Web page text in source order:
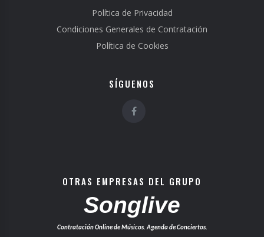
Política de Privacidad
Condiciones Generales de Contratación
Política de Cookies
SÍGUENOS
OTRAS EMPRESAS DEL GRUPO
Songlive
Contratación Online de Músicos. Agenda de Conciertos.